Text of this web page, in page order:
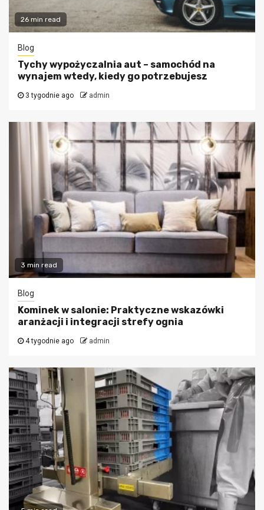
26 min read
Blog
Tychy wypożyczalnia aut – samochód na
wynajem wtedy, kiedy go potrzebujesz
3 tygodnie ago admin
3 min read
Blog
Kominek w salonie: Praktyczne wskazówki
aranżacji i integracji strefy ognia
4 tygodnie ago admin